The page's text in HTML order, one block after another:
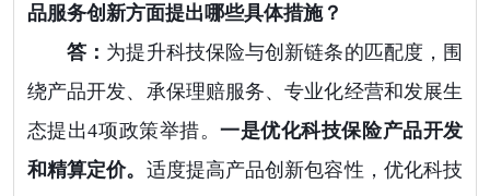
品服务创新方面提出哪些具体措施？
答： 为提升科技保险与创新链条的匹配度，围
绕产品开发、承保理赔服务、专业化经营和发展生
态提出4项政策举措。一是优化科技保险产品开发
和精算定价。 适度提高产品创新包容性，优化科技